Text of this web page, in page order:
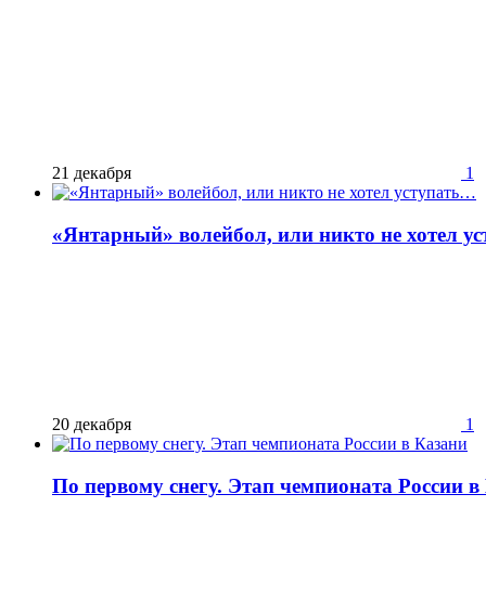
21 декабря 1
«Янтарный» волейбол, или никто не хотел
20 декабря 1
По первому снегу. Этап чемпионата России